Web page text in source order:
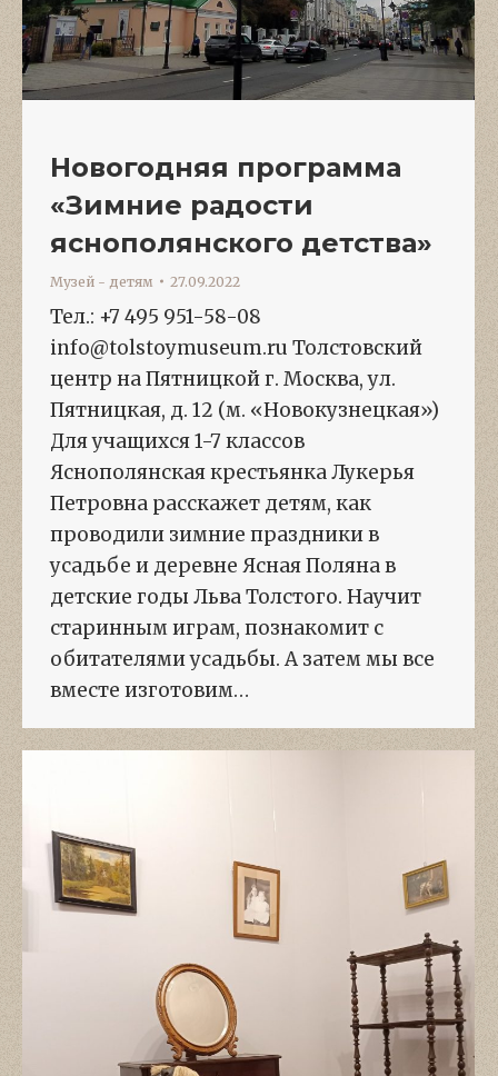
Новогодняя программа
«Зимние радости
яснополянского детства»
Музей - детям 27.09.2022
Тел.: +7 495 951-58-08
info@tolstoymuseum.ru Толстовский
центр на Пятницкой г. Москва, ул.
Пятницкая, д. 12 (м. «Новокузнецкая»)
Для учащихся 1-7 классов
Яснополянская крестьянка Лукерья
Петровна расскажет детям, как
проводили зимние праздники в
усадьбе и деревне Ясная Поляна в
детские годы Льва Толстого. Научит
старинным играм, познакомит с
обитателями усадьбы. А затем мы все
вместе изготовим…